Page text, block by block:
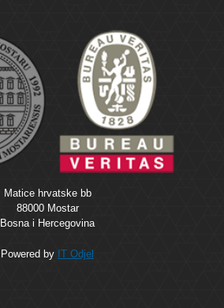
Matice hrvatske bb
88000 Mostar
Bosna i Hercegovina
Powered by IT Odjel